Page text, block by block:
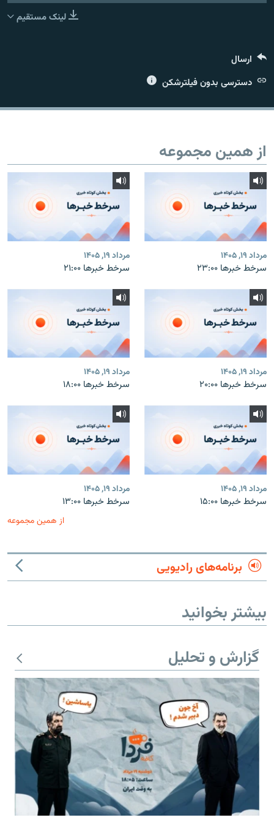
لینک مستقیم
ارسال
دسترسی بدون فیلترشکن
از همین مجموعه
مرداد ۱۹, ۱۴۰۵
سرخط خبرها ۲۳:۰۰
مرداد ۱۹, ۱۴۰۵
سرخط خبرها ۲۱:۰۰
مرداد ۱۹, ۱۴۰۵
سرخط خبرها ۲۰:۰۰
مرداد ۱۹, ۱۴۰۵
سرخط خبرها ۱۸:۰۰
مرداد ۱۹, ۱۴۰۵
سرخط خبرها ۱۵:۰۰
مرداد ۱۹, ۱۴۰۵
سرخط خبرها ۱۳:۰۰
از همین مجموعه
برنامه‌های رادیویی
بیشتر بخوانید
گزارش و تحلیل